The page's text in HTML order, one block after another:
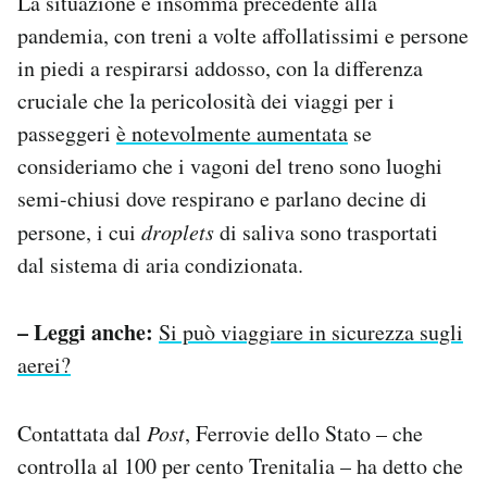
pandemia, con treni a volte affollatissimi e persone
in piedi a respirarsi addosso, con la differenza
cruciale che la pericolosità dei viaggi per i
passeggeri è notevolmente aumentata se
consideriamo che i vagoni del treno sono luoghi
semi-chiusi dove respirano e parlano decine di
persone, i cui dropletsdi saliva sono trasportati
dal sistema di aria condizionata.
– Leggi anche: Si può viaggiare in sicurezza sugli
aerei?
Contattata dal Post, Ferrovie dello Stato – che
controlla al 100 per cento Trenitalia – ha detto che